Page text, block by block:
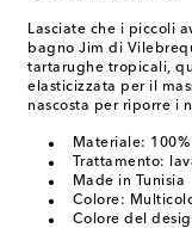
Lasciate che i piccoli
bagno Jim di
tartarughe tropicali,
elasticizzata per il
nascosta per riporre i
Materiale:
Trattamento:
Made in Tunisia
Colore:
Colore del